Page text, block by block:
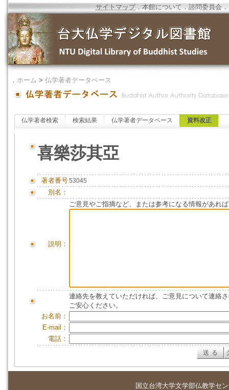
サイトマップ．本館について ．諮問委員会 ．
． ホーム > 仏学著者データベース
仏学著者検索 検索結果 仏学著者データベース 資料改正
喜樂莎其亞
著者番号53045
別名：
説明：
ご意見やご指摘など、または参考になる情報があれ
連絡先を教えていただければ、ご意見について連絡
ご安心ください。
お名前：
E-mail：
電話：
国立台湾大学文学部仏教学セ